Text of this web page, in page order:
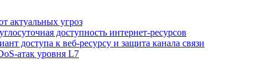
актуальных угроз
доступность интернет-ресурсов
доступа к веб‑ресурсу и защита канала связи
уровня L7